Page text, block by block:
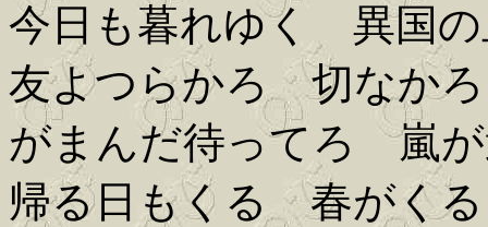
今日も暮れゆく 異国の
友よつらかろ 切なかろ
がまんだ待ってろ 嵐
帰る日もくる 春がくる